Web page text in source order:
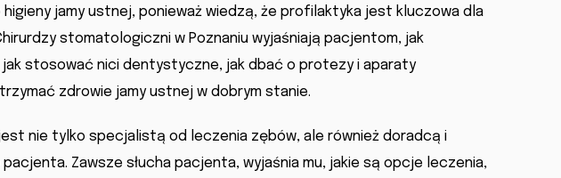
jamy ustnej, ponieważ wiedzą, że profilaktyka jest kluczowa dla
stomatologiczni w Poznaniu wyjaśniają pacjentom, jak
jak stosować nici dentystyczne, jak dbać o protezy i aparaty
zdrowie jamy ustnej w dobrym stanie.
nie tylko specjalistą od leczenia zębów, ale również doradcą i
Zawsze słucha pacjenta, wyjaśnia mu, jakie są opcje leczenia,